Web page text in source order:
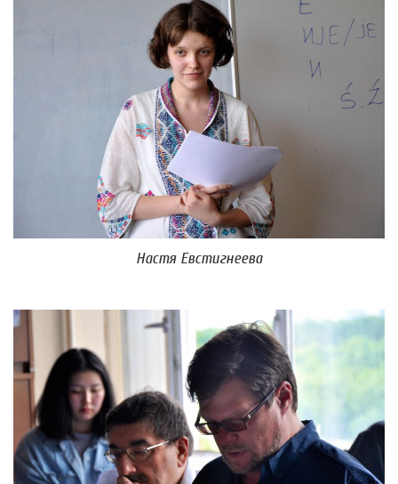
Настя Евстигнеева